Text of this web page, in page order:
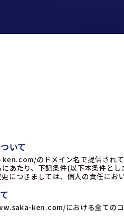
いて
のドメイン名で提供され
あたり、下記条件(以下本条件と
につきましては、個人の責任にお
ken.com/における全ての